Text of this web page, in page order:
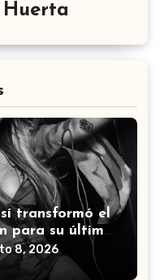
transformó el
para su último
8, 2026